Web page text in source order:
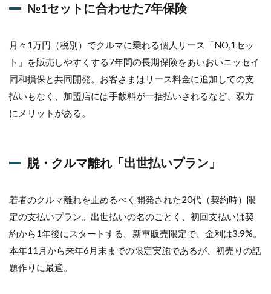
100
カー
「J
プラ
10
億円
を投
№1セットに合わせた7年保険
月々1万円（税別）でクルマに乗れる個人リース「NO,1セッ
ト」を販売しやすくする7年間の長期保険をあいおいニッセイ
同和損保と共同開発。お客さまはリース料金に追加しての支
払いもなく、加盟店には手数料が一括払いされるなど、双方
にメリットがある。
脱・クルマ離れ「出世払いプラン」
若者のクルマ離れを止めるべく開発された20代（契約時）限
定の支払いプラン。出世払いの名のごとく、初回支払いは契
約から1年後にスタートする。新車販売限定で、金利は3.9%。
本年11月から来年6月末までの限定実施であるが、初売りの話
題作りに最適。